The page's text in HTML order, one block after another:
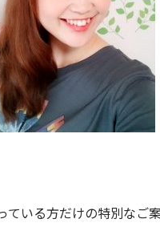
ている方だけの特別なご